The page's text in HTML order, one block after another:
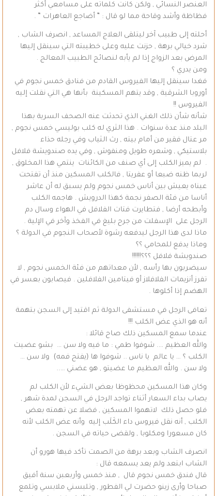
العنصر النسائي , ولكن كانت كلماته على مسامعي أكثر
فظاظة وأشد وقاحة مما لو قال : ” أضاجع العاهرات ” .
أحلته إلى طبيب آخر ليتلقى العلاج المساعد , انصرف الشاب ,
شرد خيالي برهة , حزنت عليه وعلى خطيبته التي سينقل إليها
المرض بعد الزواج إذا لم يأبه لنصائح الطبيب المعالج .
ومن يدري ؟
فغدا سينقل إليها الفيروس القادم من فنادق خمس نجوم في
أوروبا الشرقية , وقد يتهم المسكينة بأنها هي التي نقلت إليه
الفيروس !!
شأنه شأن ذلك الغني الذي تحدثت عنه الصحف السرية بهذا
البلد منذ عدة سنوات . هذا الثري له كلب بوليسي خمس نجوم ,
مر عتال فقير من أمام بيته , رث الثياب وفي رجله حذاء
بلاستيكي , وشعره طويل ومنفوش , وفي يده صندويشة فلافل
. لم يميز الكلب إلى أي صنف من الكائنات ينتمي هذا المخلوق ,
لربما ظنه ضبعا أو عفريتا , فالكلب المسكين منذ أن تفتحت
عيناه يعيش بين أناس خمس نجوم ولم يسبق له أن عاشر
أناسا من فئة الصفر نجمة كهذا الدرويش . هاجمه الكلب
وأبطحه أرضا , فتطايرت فتات الفلافل في الهواء وسال دم
الرجل على الإسفلت من جرح بليغ في الفخذ وآخر في الإلية .
ماذا لدى هذا الرجل ليدفعه رشوة لأصحاب النجوم في الدولة ؟
وماذا يدفع للمحامي ؟؟
صندويشة فلافل ؟؟؟!!!!!!
سيضربون بها رأسه , لأن معداتهم من فئة الخمس نجوم , لا
تفرز أنزيمات الفلافلاز أو فيتامين الفلافلين . فيصابون بعسر في
الهضم إذا أكلوها .
تعافى الرجل في مستشفى الدولة ثم اقتيد إلى السجن بتهمة
أنه هو الذي عض الكلب !!!
عندما سمع المسكين ذلك صاح قائلا :
والله العظيم …. شوفوا طمي : ما فيه ولا سن … بشو عضيت
الكلب ؟ … يا عالم يا ناس .. شوفوا ها (يفتح فمه) ولا سن …
ولا سن . والله العظيم ما عضيتو , هو عضني …..
وكان هذا المسكين محظوظا بعض الشيء لأن الكلب لم
يصاب بداء السعار أثناء تواجد الرجل في السجن لمدة شهر ,
فلو حصل ذلك لاتهموا المسكين , فضلا عن تهمته بعض
الكلب , أنه نقل فيروس داء الكَلَب إليه وأنه عض الكلب لأنه
كان مسعورا ومكلوبا , ولقضى حياته في السجن .
انصرف الشاب وبعد برهة من الصمت تأكد فيها هورو أن
الشاب ابتعد ولم يعد يسمعه قال :
قال فندق خمس نجوم قال , منذ خمس وأربعبن سنة أفيق
صباحا وأرى زينو حضرت لي الفطور , وتلبسني ملابسي وتلمع